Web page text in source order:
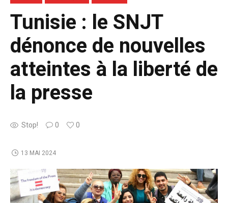
Tunisie : le SNJT
dénonce de nouvelles
atteintes à la liberté de
la presse
Stop! 0 0
13 MAI 2024